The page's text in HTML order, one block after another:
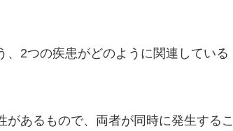
、2つの疾患がどのように関連している
あるもので、両者が同時に発生するこ